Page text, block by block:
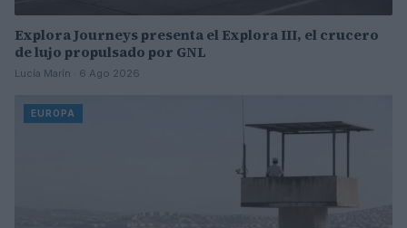
Explora Journeys presenta el Explora III, el crucero
de lujo propulsado por GNL
Lucía Marín · 6 Ago 2026
EUROPA